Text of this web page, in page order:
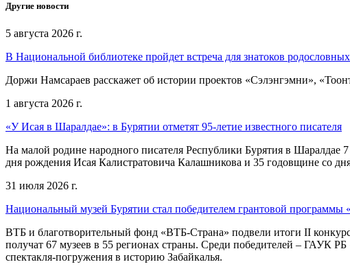
Другие новости
5 августа 2026 г.
В Национальной библиотеке пройдет встреча для знатоков
Доржи Намсараев расскажет об истории проектов «Сэлэнгэмни»,
1 августа 2026 г.
«У Исая в Шаралдае»: в Бурятии отметят 95-летие известного писателя
На малой родине народного писателя Республики Бурятия в
дня рождения Исая Калистратовича Калашникова и 35 годовщине со
31 июля 2026 г.
Национальный музей Бурятии стал победителем грантовой
ВТБ и благотворительный фонд «ВТБ-Страна» подвели итоги II
получат 67 музеев в 55 регионах страны. Среди победителей – ГАУК
спектакля-погружения в историю Забайкалья.